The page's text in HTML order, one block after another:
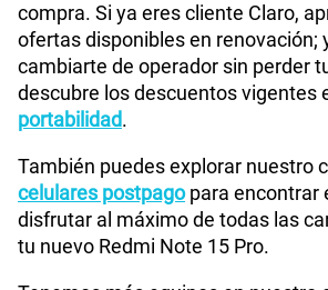
compra. Si ya eres cliente Claro,
ofertas disponibles en renovación;
cambiarte de operador sin perder
descubre los descuentos vigentes
portabilidad.
También puedes explorar nuestro
celulares postpagopara encontrar
disfrutar al máximo de todas las
tu nuevo Redmi Note 15 Pro.